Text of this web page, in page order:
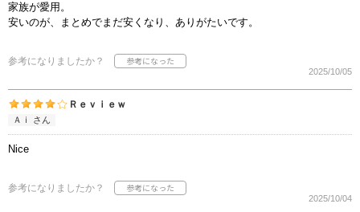
家族が愛用。
安いのが、まとめでまだ安くなり、ありがたいです。
参考になりましたか？
2025/10/05
Ｒｅｖｉｅｗ
Ａｉ さん
Nice
参考になりましたか？
2025/10/04